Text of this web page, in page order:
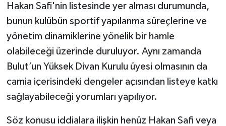
Hakan Safi'nin listesinde yer alması durumunda,
bunun kulübün sportif yapılanma süreçlerine ve
yönetim dinamiklerine yönelik bir hamle
olabileceği üzerinde duruluyor. Aynı zamanda
Bulut’un Yüksek Divan Kurulu üyesi olmasının da
camia içerisindeki dengeler açısından listeye katkı
sağlayabileceği yorumları yapılıyor.
Söz konusu iddialara ilişkin henüz Hakan Safi veya